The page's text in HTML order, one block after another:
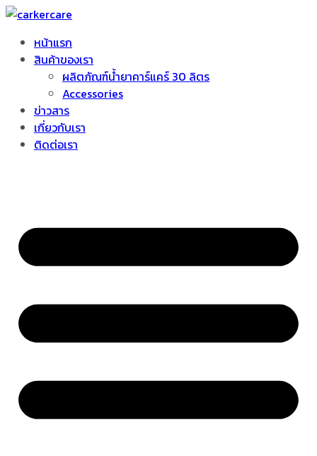
หน้าแรก
สินค้าของเรา
ผลิตภัณฑ์น้ำยาคาร์แคร์ 30 ลิตร
Accessories
ข่าวสาร
เกี่ยวกับเรา
ติดต่อเรา